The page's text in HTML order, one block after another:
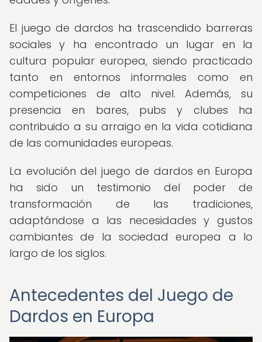
El juego de dardos ha trascendido barreras
sociales y ha encontrado un lugar en la
cultura popular europea, siendo practicado
tanto en entornos informales como en
competiciones de alto nivel. Además, su
presencia en bares, pubs y clubes ha
contribuido a su arraigo en la vida cotidiana
de las comunidades europeas.
La evolución del juego de dardos en Europa
ha sido un testimonio del poder de
transformación de las tradiciones,
adaptándose a las necesidades y gustos
cambiantes de la sociedad europea a lo
largo de los siglos.
Antecedentes del Juego de
Dardos en Europa